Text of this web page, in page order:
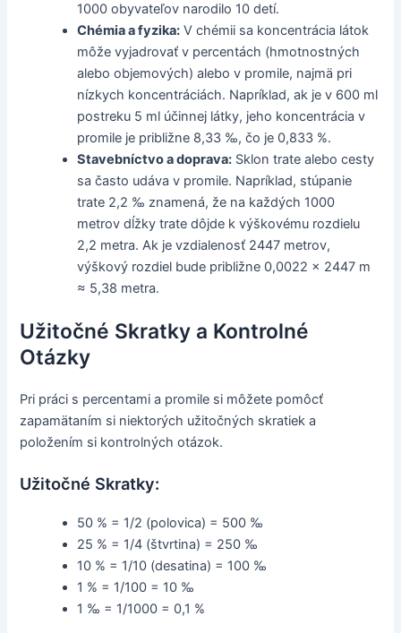
1000 obyvateľov narodilo 10 detí.
Chémia a fyzika: V chémii sa koncentrácia látok
môže vyjadrovať v percentách (hmotnostných
alebo objemových) alebo v promile, najmä pri
nízkych koncentráciách. Napríklad, ak je v 600 ml
postreku 5 ml účinnej látky, jeho koncentrácia v
promile je približne 8,33 ‰, čo je 0,833 %.
Stavebníctvo a doprava: Sklon trate alebo cesty
sa často udáva v promile. Napríklad, stúpanie
trate 2,2 ‰ znamená, že na každých 1000
metrov dĺžky trate dôjde k výškovému rozdielu
2,2 metra. Ak je vzdialenosť 2447 metrov,
výškový rozdiel bude približne 0,0022 × 2447 m
≈ 5,38 metra.
Užitočné Skratky a Kontrolné
Otázky
Pri práci s percentami a promile si môžete pomôcť
zapamätaním si niektorých užitočných skratiek a
položením si kontrolných otázok.
Užitočné Skratky:
50 % = 1/2 (polovica) = 500 ‰
25 % = 1/4 (štvrtina) = 250 ‰
10 % = 1/10 (desatina) = 100 ‰
1 % = 1/100 = 10 ‰
1 ‰ = 1/1000 = 0,1 %